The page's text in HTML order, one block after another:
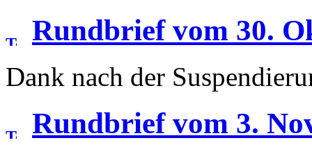
Rundbrief vom 30.
Dank nach der
Rundbrief vom 3.